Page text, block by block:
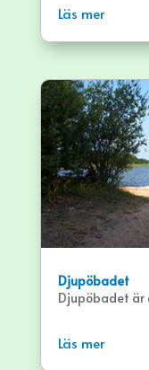
men badet har
Läs mer
Djupöbadet
Djupöbadet är
Läs mer